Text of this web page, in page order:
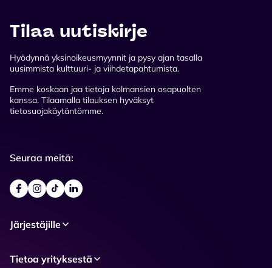
Tilaa uutiskirje
Hyödynnä yksinoikeusmyynnit ja pysy ajan tasalla
uusimmista kulttuuri- ja viihdetapahtumista.
Emme koskaan jaa tietoja kolmansien osapuolten
kanssa. Tilaamalla tilauksen hyväksyt
tietosuojakäytäntömme.
Seuraa meitä:
Järjestäjille
Tietoa yrityksestä